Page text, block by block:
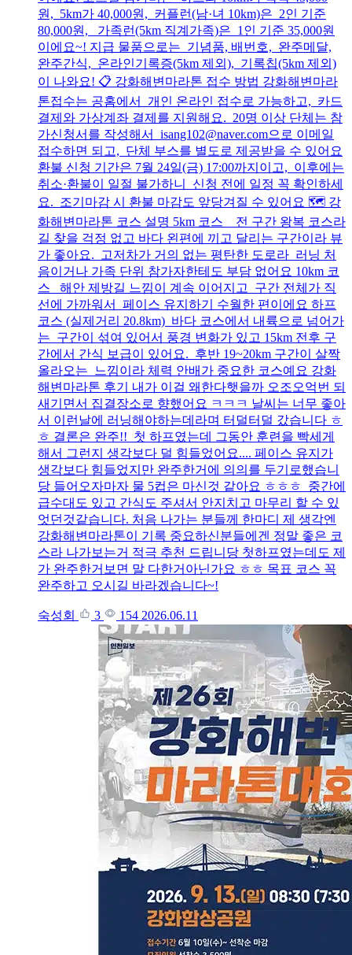
원, 5km가 40,000원, 커플런(남·녀 10km)은 2인 기준
80,000원, 가족런(5km 직계가족)은 1인 기준 35,000원
이에요~! 지급 물품으로는 기념품, 배번호, 완주메달,
완주간식, 온라인기록증(5km 제외), 기록칩(5km 제외)
이 나와요! 📋 강화해변마라톤 접수 방법 강화해변마라
톤접수는 공홈에서 개인 온라인 접수로 가능하고, 카드
결제와 가상계좌 결제를 지원해요. 20명 이상 단체는 참
가신청서를 작성해서 isang102@naver.com으로 이메일
접수하면 되고, 단체 부스를 별도로 제공받을 수 있어요
환불 신청 기간은 7월 24일(금) 17:00까지이고, 이후에는
취소·환불이 일절 불가하니 신청 전에 일정 꼭 확인하세
요. 조기마감 시 환불 마감도 앞당겨질 수 있어요 🗺️ 강
화해변마라톤 코스 설명 5km 코스 전 구간 왕복 코스라
길 찾을 걱정 없고 바다 왼편에 끼고 달리는 구간이라 뷰
가 좋아요. 고저차가 거의 없는 평탄한 도로라 러닝 처
음이거나 가족 단위 참가자한테도 부담 없어요 10km 코
스 해안 제방길 느낌이 계속 이어지고 구간 전체가 직
선에 가까워서 페이스 유지하기 수월한 편이에요 하프
코스 (실제거리 20.8km) 바다 코스에서 내륙으로 넘어가
는 구간이 섞여 있어서 풍경 변화가 있고 15km 전후 구
간에서 간식 보급이 있어요. 후반 19~20km 구간이 살짝
올라오는 느낌이라 체력 안배가 중요한 코스예요 강화
해변마라톤 후기 내가 이걸 왜한다햇을까 오조오억번 되
새기면서 집결장소로 향했어요 ㅋㅋㅋ 날씨는 너무 좋아
서 이런날에 러닝해야하는데라며 터덜터덜 갔습니다 ㅎ
ㅎ 결론은 완주!! 첫 하프였는데 그동안 훈련을 빡세게
해서 그런지 생각보다 덜 힘들었어요.... 페이스 유지가
생각보다 힘들었지만 완주한거에 의의를 두기로했습니
당 들어오자마자 물 5컵은 마신것 같아요 ㅎㅎㅎ 중간에
급수대도 있고 간식도 주셔서 안지치고 마무리 할 수 있
엇던것같습니다. 처음 나가는 분들께 한마디 제 생각엔
강화해변마라톤이 기록 중요하신분들에겐 정말 좋은 코
스라 나가보는거 적극 추천 드립니당 첫하프였는데도 제
가 완주한거보면 말 다한거아닌가요 ㅎㅎ 목표 코스 꼭
완주하고 오시길 바라겠습니다~!
숙성회 3 154 2026.06.11